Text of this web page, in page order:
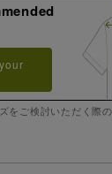
をご検討いただく際